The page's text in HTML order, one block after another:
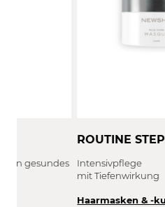
ein gesundes
ROUTINE
Intensivpflege
mit Tiefenwirkung
Haarmasken & -